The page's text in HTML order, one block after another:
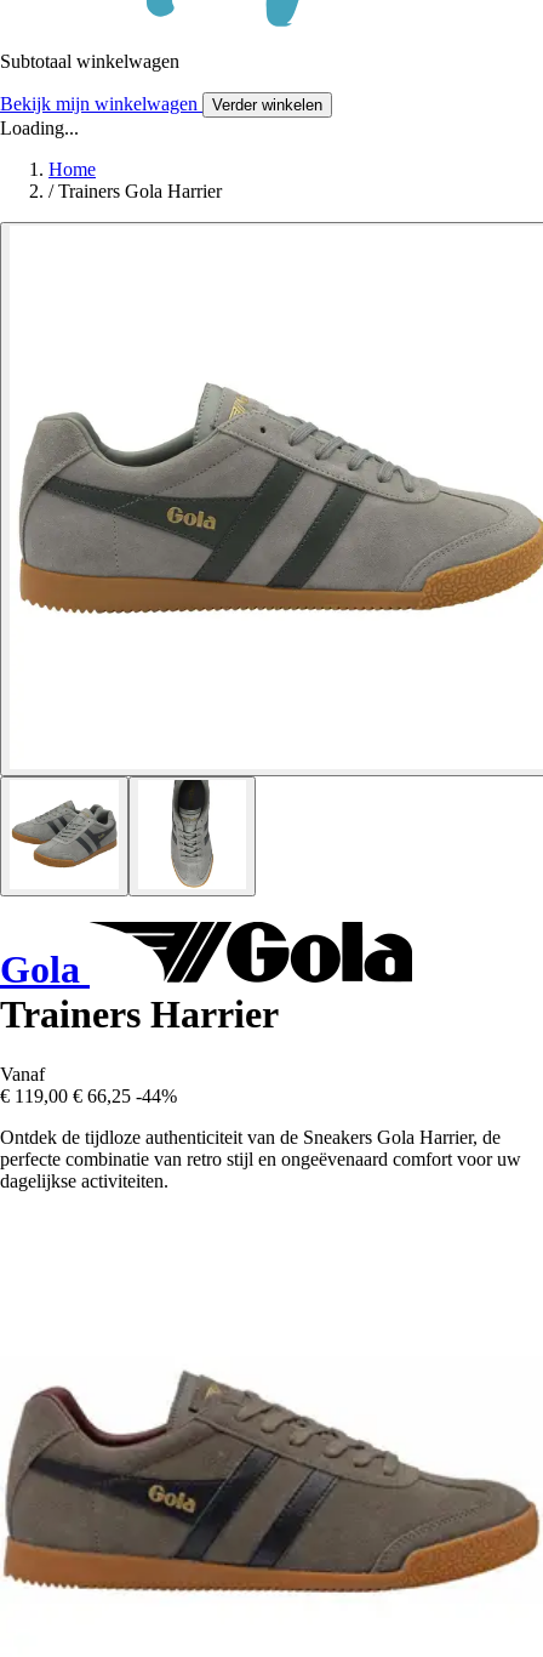
Subtotaal winkelwagen
Bekijk mijn winkelwagen Verder winkelen
Loading...
Home
/ Trainers Gola Harrier
Gola
Trainers Harrier
Vanaf
€ 119,00 € 66,25 -44%
Ontdek de tijdloze authenticiteit van de Sneakers Gola Harrier, de
perfecte combinatie van retro stijl en ongeëvenaard comfort voor uw
dagelijkse activiteiten.